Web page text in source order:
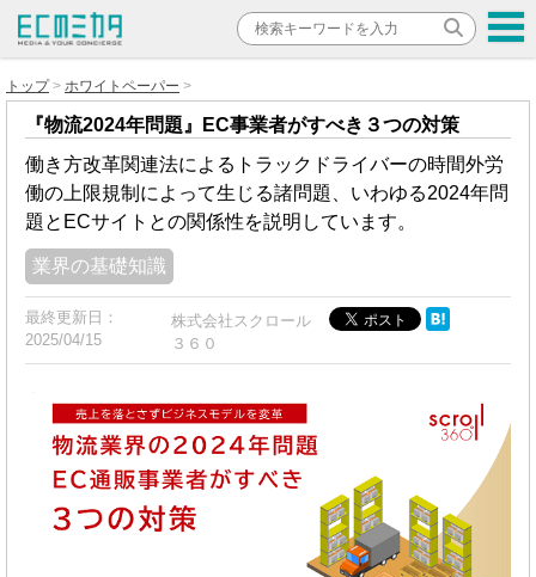
トップ ホワイトペーパー
『物流2024年問題』EC事業者がすべき３つの対策
働き方改革関連法によるトラックドライバーの時間外労
働の上限規制によって生じる諸問題、いわゆる2024年問
題とECサイトとの関係性を説明しています。
業界の基礎知識
最終更新日：
2025/04/15
株式会社スクロール
３６０